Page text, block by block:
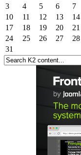
3
4 5 6 7
10
11 12 13 14
17
18 19 20 21
24
25 26 27 28
31